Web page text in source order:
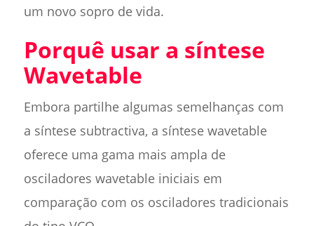
um novo sopro de vida.
Porquê usar a síntese
Wavetable
Embora partilhe algumas semelhanças com
a síntese subtractiva, a síntese wavetable
oferece uma gama mais ampla de
osciladores wavetable iniciais em
comparação com os osciladores tradicionais